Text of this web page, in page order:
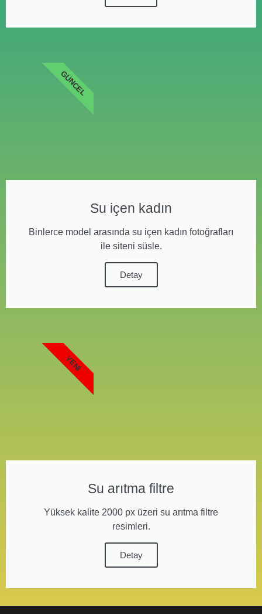
Su içen kadın
Binlerce model arasında su içen kadın fotoğrafları
ile siteni süsle.
Detay
GÜNCEL
Su arıtma filtre
Yüksek kalite 2000 px üzeri su arıtma filtre
resimleri.
Detay
YENI